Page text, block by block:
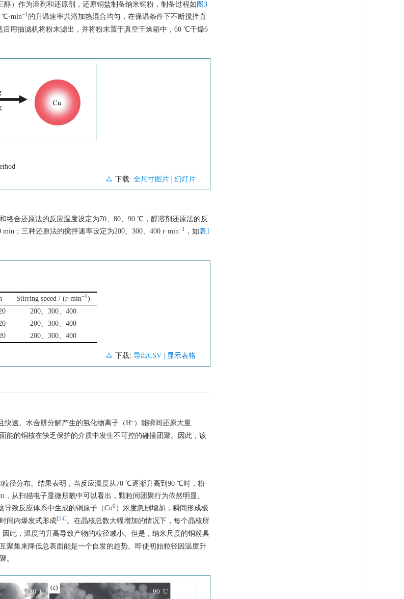
醇）作为溶剂和还原剂，还原铜盐制备纳米铜粉，制备过程如 图3
℃·min−1 的升温速率共浴加热混合均匀，在保温条件下不断搅拌直
用抽滤机将粉末滤出，并将粉末置于真空干燥箱中，60 ℃干燥6
下载: 全尺寸图片 幻灯片
络合还原法的反应温度设定为70、80、90 ℃，醇溶剂还原法的反
；三种还原法的搅拌速率设定为200、300、400 r·min−1 ，如表1
Stirring speed / (r·min−1 )
200、300、400
200、300、400
200、300、400
下载: 导出CSV | 显示表格
快速。水合肼分解产生的氢化物离子（H‒）能瞬间还原大量
能的铜核在缺乏保护的介质中发生不可控的碰撞团聚。因此，该
粒径分布。结果表明，当反应温度从70 ℃逐渐升高到90 ℃时，粉
，从扫描电子显微形貌中可以看出，颗粒间团聚行为依然明显。
导致反应体系中生成的铜原子（Cu0 ）浓度急剧增加，瞬间形成极
间内爆发式形成[14] 。在晶核总数大幅增加的情况下，每个晶核所
因此，温度的升高导致产物的粒径减小。但是，纳米尺度的铜粉具
聚集来降低总表面能是一个自发的趋势。即使初始粒径因温度升
。